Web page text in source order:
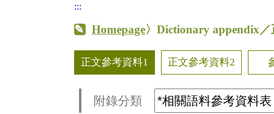
:::
Homepage〉Dictionary appendix／
正文參考資料1 正文參考資料2
附錄分類